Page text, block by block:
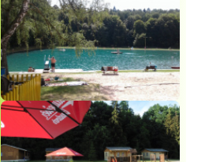
budou 3 lidé a v druhém 2 lidé
Termín od 2026-08-07 |
Autocamp
Nové Město
Termín od 2026-07-31 |Chaty u lesa
Karlovy Dvory
4L chatka
Termín od 2026-07-31 |Autokemp
Pilák